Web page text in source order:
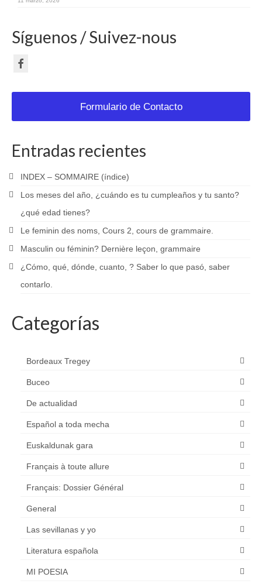
Síguenos / Suivez-nous
Formulario de Contacto
Entradas recientes
INDEX – SOMMAIRE (índice)
Los meses del año, ¿cuándo es tu cumpleaños y tu santo?
¿qué edad tienes?
Le feminin des noms, Cours 2, cours de grammaire.
Masculin ou féminin? Dernière leçon, grammaire
¿Cómo, qué, dónde, cuanto, ? Saber lo que pasó, saber
contarlo.
Categorías
Bordeaux Tregey
Buceo
De actualidad
Español a toda mecha
Euskaldunak gara
Français à toute allure
Français: Dossier Général
General
Las sevillanas y yo
Literatura española
MI POESIA